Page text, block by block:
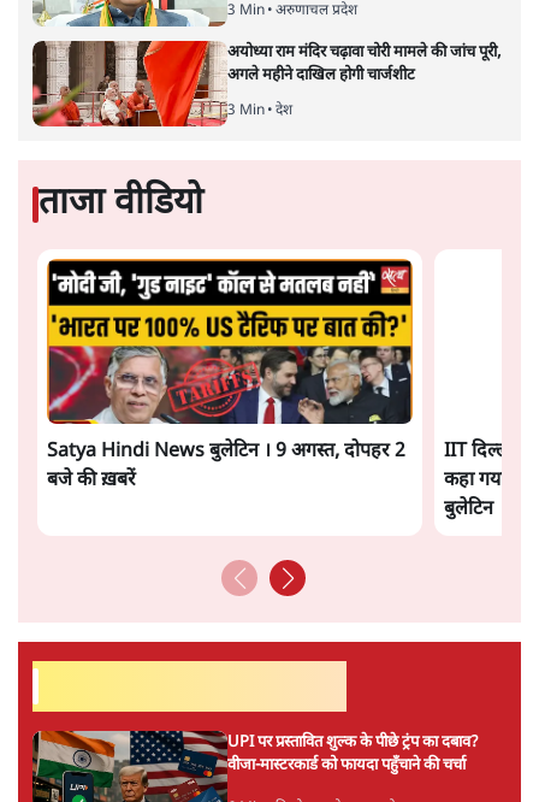
अमेरिकी अनिश्चितता की वजह से उठाया गया एक कदम है? वरिष्ठ
पत्रकार सतीश झा का आकलनः
कूटनीति में समय ही सबसे
ओर ताज़ा झुकाव—जिसका ठोस रूप हाल ही में संपन्न भारत–
किसी दीर्घकालिक रणनीतिक दूरदृष्टि की पराकाष्ठा कम, और
परिस्थितियों के दबाव में लिया गया एक तेज़ निर्णय अधिक लगता
और पढ़ें
सतीश झा
विश्लेषणात्मक और मानवीय स्वरों में से एक हैं। शिक्षा, समाज,
संस्कृति और भाषा पर उनकी दृष्टि गहरी और साफ़ है। उनकी शैली—
सरल भाषा में जटिल प्रश्नों को खोलने की—उन्हें आज के